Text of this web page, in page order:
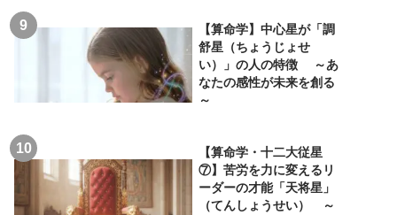
【算命学】中心星が「調
舒星（ちょうじょせ
い）」の人の特徴 ～あ
なたの感性が未来を創る
～
【算命学・十二大従星
⑦】苦労を力に変えるリ
ーダーの才能「天将星」
（てんしょうせい） ～